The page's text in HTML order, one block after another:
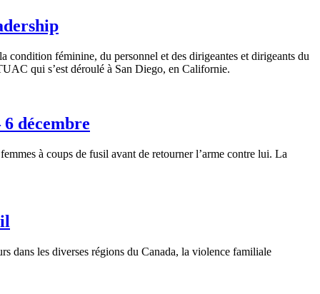
condition féminine, du personnel et des dirigeantes et dirigeants du
qui s’est déroulé à San Diego, en Californie.
décembre
à coups de fusil avant de retourner l’arme contre lui. La
dans les diverses régions du Canada, la violence familiale